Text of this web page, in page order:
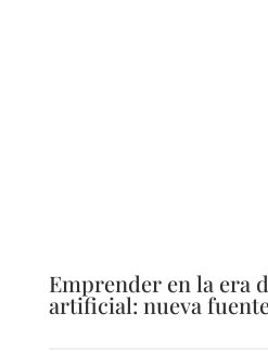
Emprender en la era
artificial: nueva